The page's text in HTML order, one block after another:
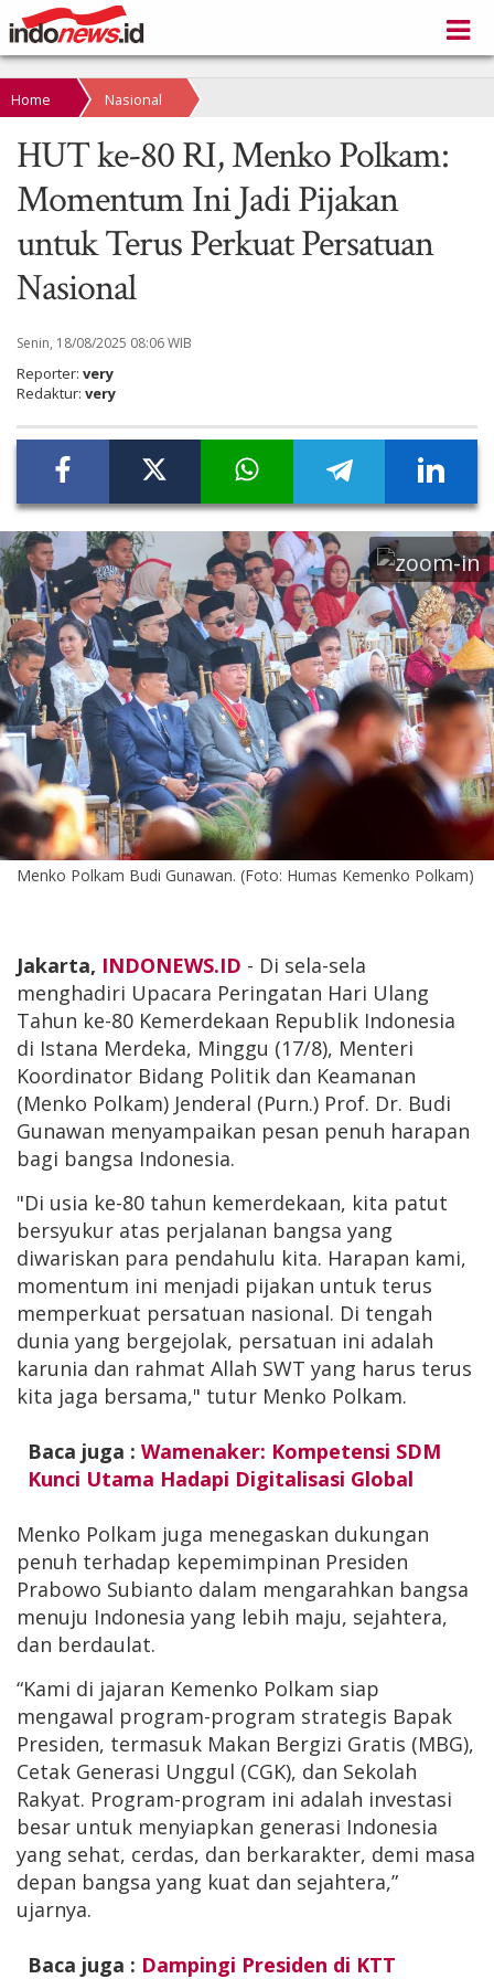
Home Nasional
HUT ke-80 RI, Menko Polkam:
Momentum Ini Jadi Pijakan
untuk Terus Perkuat Persatuan
Nasional
Senin, 18/08/2025 08:06 WIB
Reporter: very
Redaktur: very
Menko Polkam Budi Gunawan. (Foto: Humas Kemenko Polkam)
Jakarta, INDONEWS.ID - Di sela-sela
menghadiri Upacara Peringatan Hari Ulang
Tahun ke-80 Kemerdekaan Republik Indonesia
di Istana Merdeka, Minggu (17/8), Menteri
Koordinator Bidang Politik dan Keamanan
(Menko Polkam) Jenderal (Purn.) Prof. Dr. Budi
Gunawan menyampaikan pesan penuh harapan
bagi bangsa Indonesia.
"Di usia ke-80 tahun kemerdekaan, kita patut
bersyukur atas perjalanan bangsa yang
diwariskan para pendahulu kita. Harapan kami,
momentum ini menjadi pijakan untuk terus
memperkuat persatuan nasional. Di tengah
dunia yang bergejolak, persatuan ini adalah
karunia dan rahmat Allah SWT yang harus terus
kita jaga bersama," tutur Menko Polkam.
Baca juga : Wamenaker: Kompetensi SDM
Kunci Utama Hadapi Digitalisasi Global
Menko Polkam juga menegaskan dukungan
penuh terhadap kepemimpinan Presiden
Prabowo Subianto dalam mengarahkan bangsa
menuju Indonesia yang lebih maju, sejahtera,
dan berdaulat.
“Kami di jajaran Kemenko Polkam siap
mengawal program-program strategis Bapak
Presiden, termasuk Makan Bergizi Gratis (MBG),
Cetak Generasi Unggul (CGK), dan Sekolah
Rakyat. Program-program ini adalah investasi
besar untuk menyiapkan generasi Indonesia
yang sehat, cerdas, dan berkarakter, demi masa
depan bangsa yang kuat dan sejahtera,”
ujarnya.
Baca juga : Dampingi Presiden di KTT